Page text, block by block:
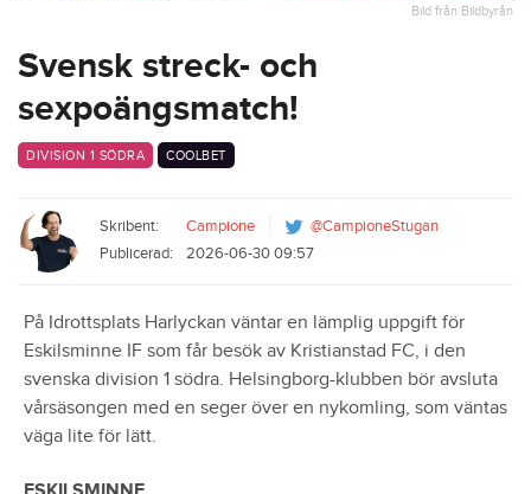
Bild från Bildbyrån
Svensk streck- och
sexpoängsmatch!
DIVISION 1 SÖDRA COOLBET
Skribent: Campione
@CampioneStugan
Publicerad:
2026-06-30 09:57
På Idrottsplats Harlyckan väntar en lämplig uppgift för
Eskilsminne IF som får besök av Kristianstad FC, i den
svenska division 1 södra. Helsingborg-klubben bör avsluta
vårsäsongen med en seger över en nykomling, som väntas
väga lite för lätt.